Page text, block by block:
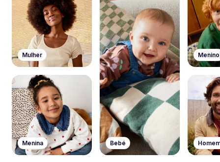
Mulher
Menina Bebé
Menino